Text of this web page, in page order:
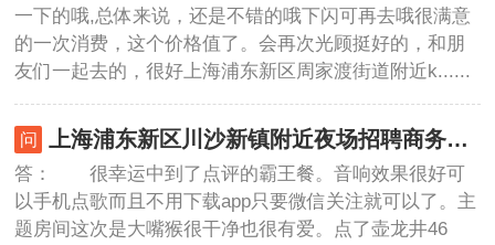
一下的哦,总体来说，还是不错的哦下闪可再去哦很满意
的一次消费，这个价格值了。会再次光顾挺好的，和朋
友们一起去的，很好上海浦东新区周家渡街道附近k......
上海浦东新区川沙新镇附近夜场招聘商务礼仪,无中介费的
答： 很幸运中到了点评的霸王餐。音响效果很好可
以手机点歌而且不用下载app只要微信关注就可以了。主
题房间这次是大嘴猴很干净也很有爱。点了壶龙井46